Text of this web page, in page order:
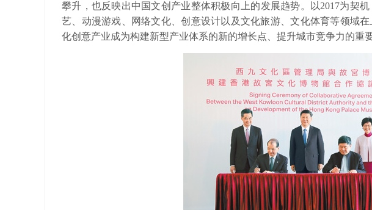
攀升，也反映出中国文创产业整体积极向上的发展趋势。以2017为契
艺、动漫游戏、网络文化、创意设计以及文化旅游、文化体育等领域
化创意产业成为构建新型产业体系的新的增长点、提升城市竞争力的重